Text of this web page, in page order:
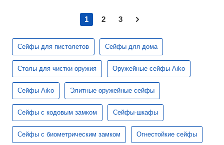
1 2 3
Сейфы для пистолетов Сейфы для дома
Столы для чистки оружия Оружейные сейфы Aiko
Сейфы Aiko Элитные оружейные сейфы
Сейфы с кодовым замком Сейфы-шкафы
Сейфы с биометрическим замком Огнестойкие сейфы